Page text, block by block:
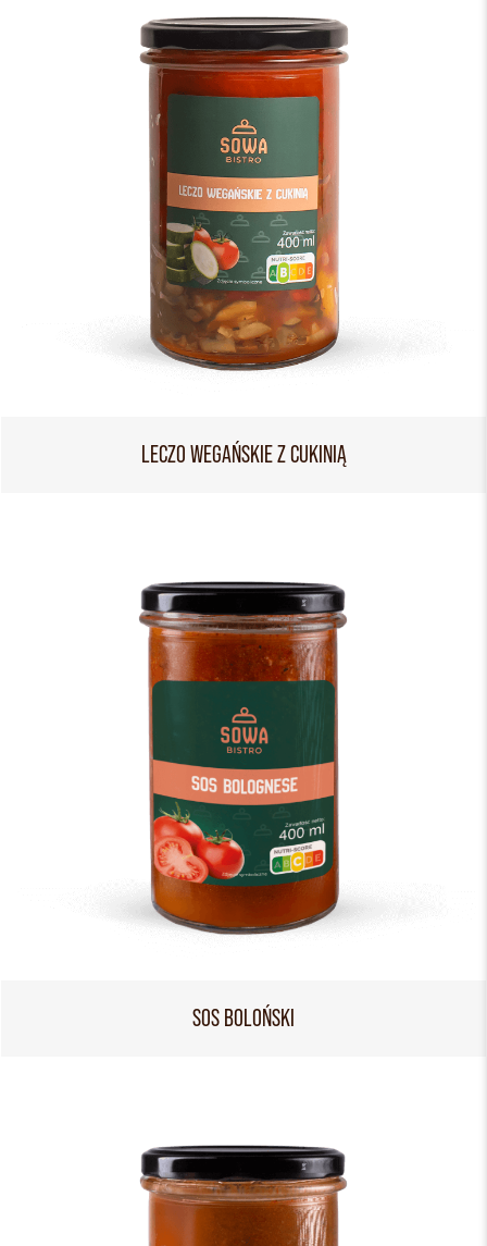
LECZO WEGAŃSKIE Z CUKINIĄ
SOS BOLOŃSKI